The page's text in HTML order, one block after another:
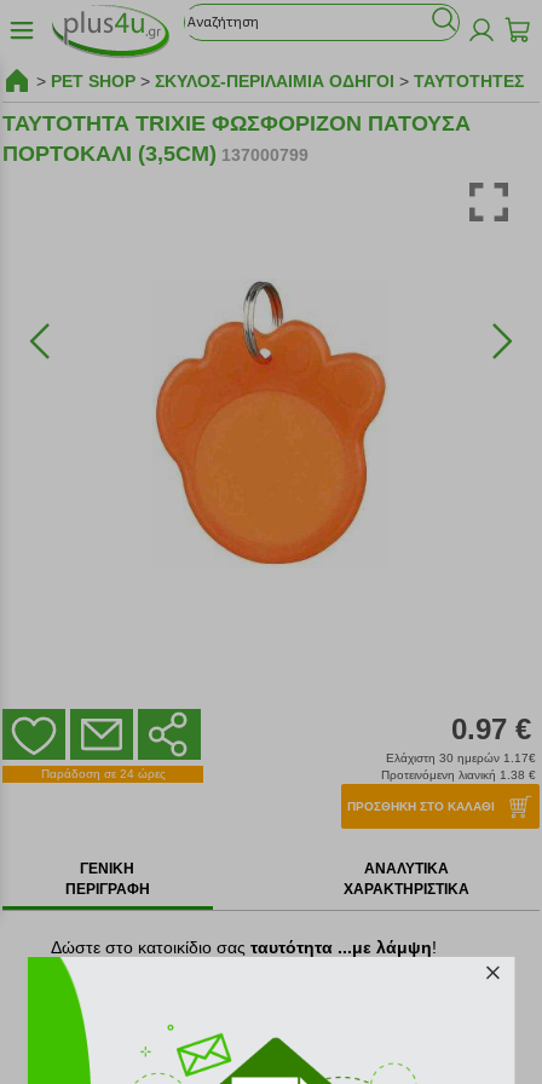
> PET SHOP > ΣΚΥΛΟΣ-ΠΕΡΙΛΑΙΜΙΑ ΟΔΗΓΟΙ > ΤΑΥΤΟΤΗΤΕΣ
ΤΑΥΤΟΤΗΤΑ TRIXIE ΦΩΣΦΟΡΙΖΟΝ ΠΑΤΟΥΣΑ
ΠΟΡΤΟΚΑΛΙ (3,5CM) 137000799
Παράδοση σε 24 ώρες
0.97 €
Ελάχιστη 30 ημερών 1.17€
Προτεινόμενη λιανική 1.38 €
ΠΡΟΣΘΗΚΗ ΣΤΟ ΚΑΛΑΘΙ
ΓΕΝΙΚΗ
ΠΕΡΙΓΡΑΦΗ
ΑΝΑΛΥΤΙΚΑ
ΧΑΡΑΚΤΗΡΙΣΤΙΚΑ
Δώστε στο κατοικίδιο σαςταυτότητα ...με λάμψη!
Κάθε κατοικίδιο με ξεχωριστή προσωπικότητα χρειάζεται
μια ταυτότητα. Η ΤΑΥΤΟΤΗΤΑ ΠΑΤΟΥΣΑ είναι
παιχνιδιάρικη αλλά και λειτουργική
αποτελεί
μέτρο ασφάλειας
λόγω της ορατότητας του